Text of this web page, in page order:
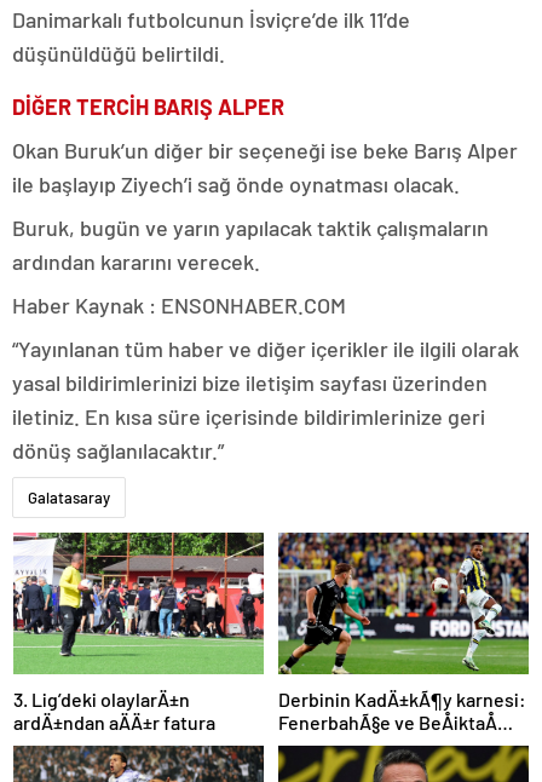
Danimarkalı futbolcunun İsviçre’de ilk 11’de
düşünüldüğü belirtildi.
DİĞER TERCİH BARIŞ ALPER
Okan Buruk’un diğer bir seçeneği ise beke Barış Alper
ile başlayıp Ziyech’i sağ önde oynatması olacak.
Buruk, bugün ve yarın yapılacak taktik çalışmaların
ardından kararını verecek.
Haber Kaynak : ENSONHABER.COM
“Yayınlanan tüm haber ve diğer içerikler ile ilgili olarak
yasal bildirimlerinizi bize iletişim sayfası üzerinden
iletiniz. En kısa süre içerisinde bildirimlerinize geri
dönüş sağlanılacaktır.”
Galatasaray
3. Lig’deki olaylarÄ±n
ardÄ±ndan aÄÄ±r fatura
Derbinin KadÄ±kÃ¶y karnesi:
FenerbahÃ§e ve BeÅiktaÅ
iÃ§in dikkat Ã§ekenÂ sayÄ±